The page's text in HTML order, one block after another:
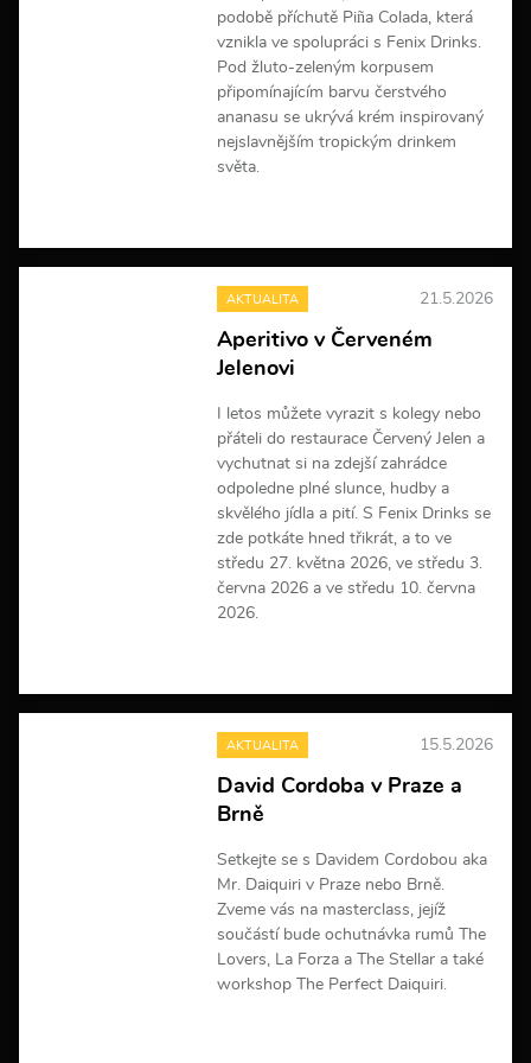
podobě příchutě Piña Colada, která
vznikla ve spolupráci s Fenix Drinks.
Pod žluto-zeleným korpusem
připomínajícím barvu čerstvého
ananasu se ukrývá krém inspirovaný
nejslavnějším tropickým drinkem
světa.
e
i
f
o
m
a
í
AKTUALITA 21.5.2026
Aperitivo v Červeném
Jelenovi
I letos můžete vyrazit s kolegy nebo
přáteli do restaurace Červený Jelen a
vychutnat si na zdejší zahrádce
odpoledne plné slunce, hudby a
skvělého jídla a pití. S Fenix Drinks se
zde potkáte hned třikrát, a to ve
středu 27. května 2026, ve středu 3.
června 2026 a ve středu 10. června
2026.
e
i
f
o
m
a
í
AKTUALITA 15.5.2026
David Cordoba v Praze a
Brně
Setkejte se s Davidem Cordobou aka
Mr. Daiquiri v Praze nebo Brně.
Zveme vás na masterclass, jejíž
součástí bude ochutnávka rumů The
Lovers, La Forza a The Stellar a také
workshop The Perfect Daiquiri.